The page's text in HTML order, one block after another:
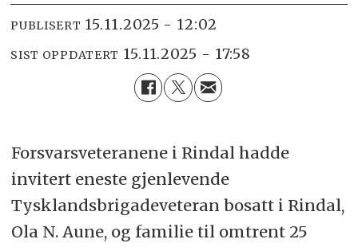
PUBLISERT 15.11.2025 - 12:02
SIST OPPDATERT 15.11.2025 - 17:58
Forsvarsveteranene i Rindal hadde
invitert eneste gjenlevende
Tysklandsbrigade­veteran bosatt i Rindal,
Ola N. Aune, og familie til omtrent 25